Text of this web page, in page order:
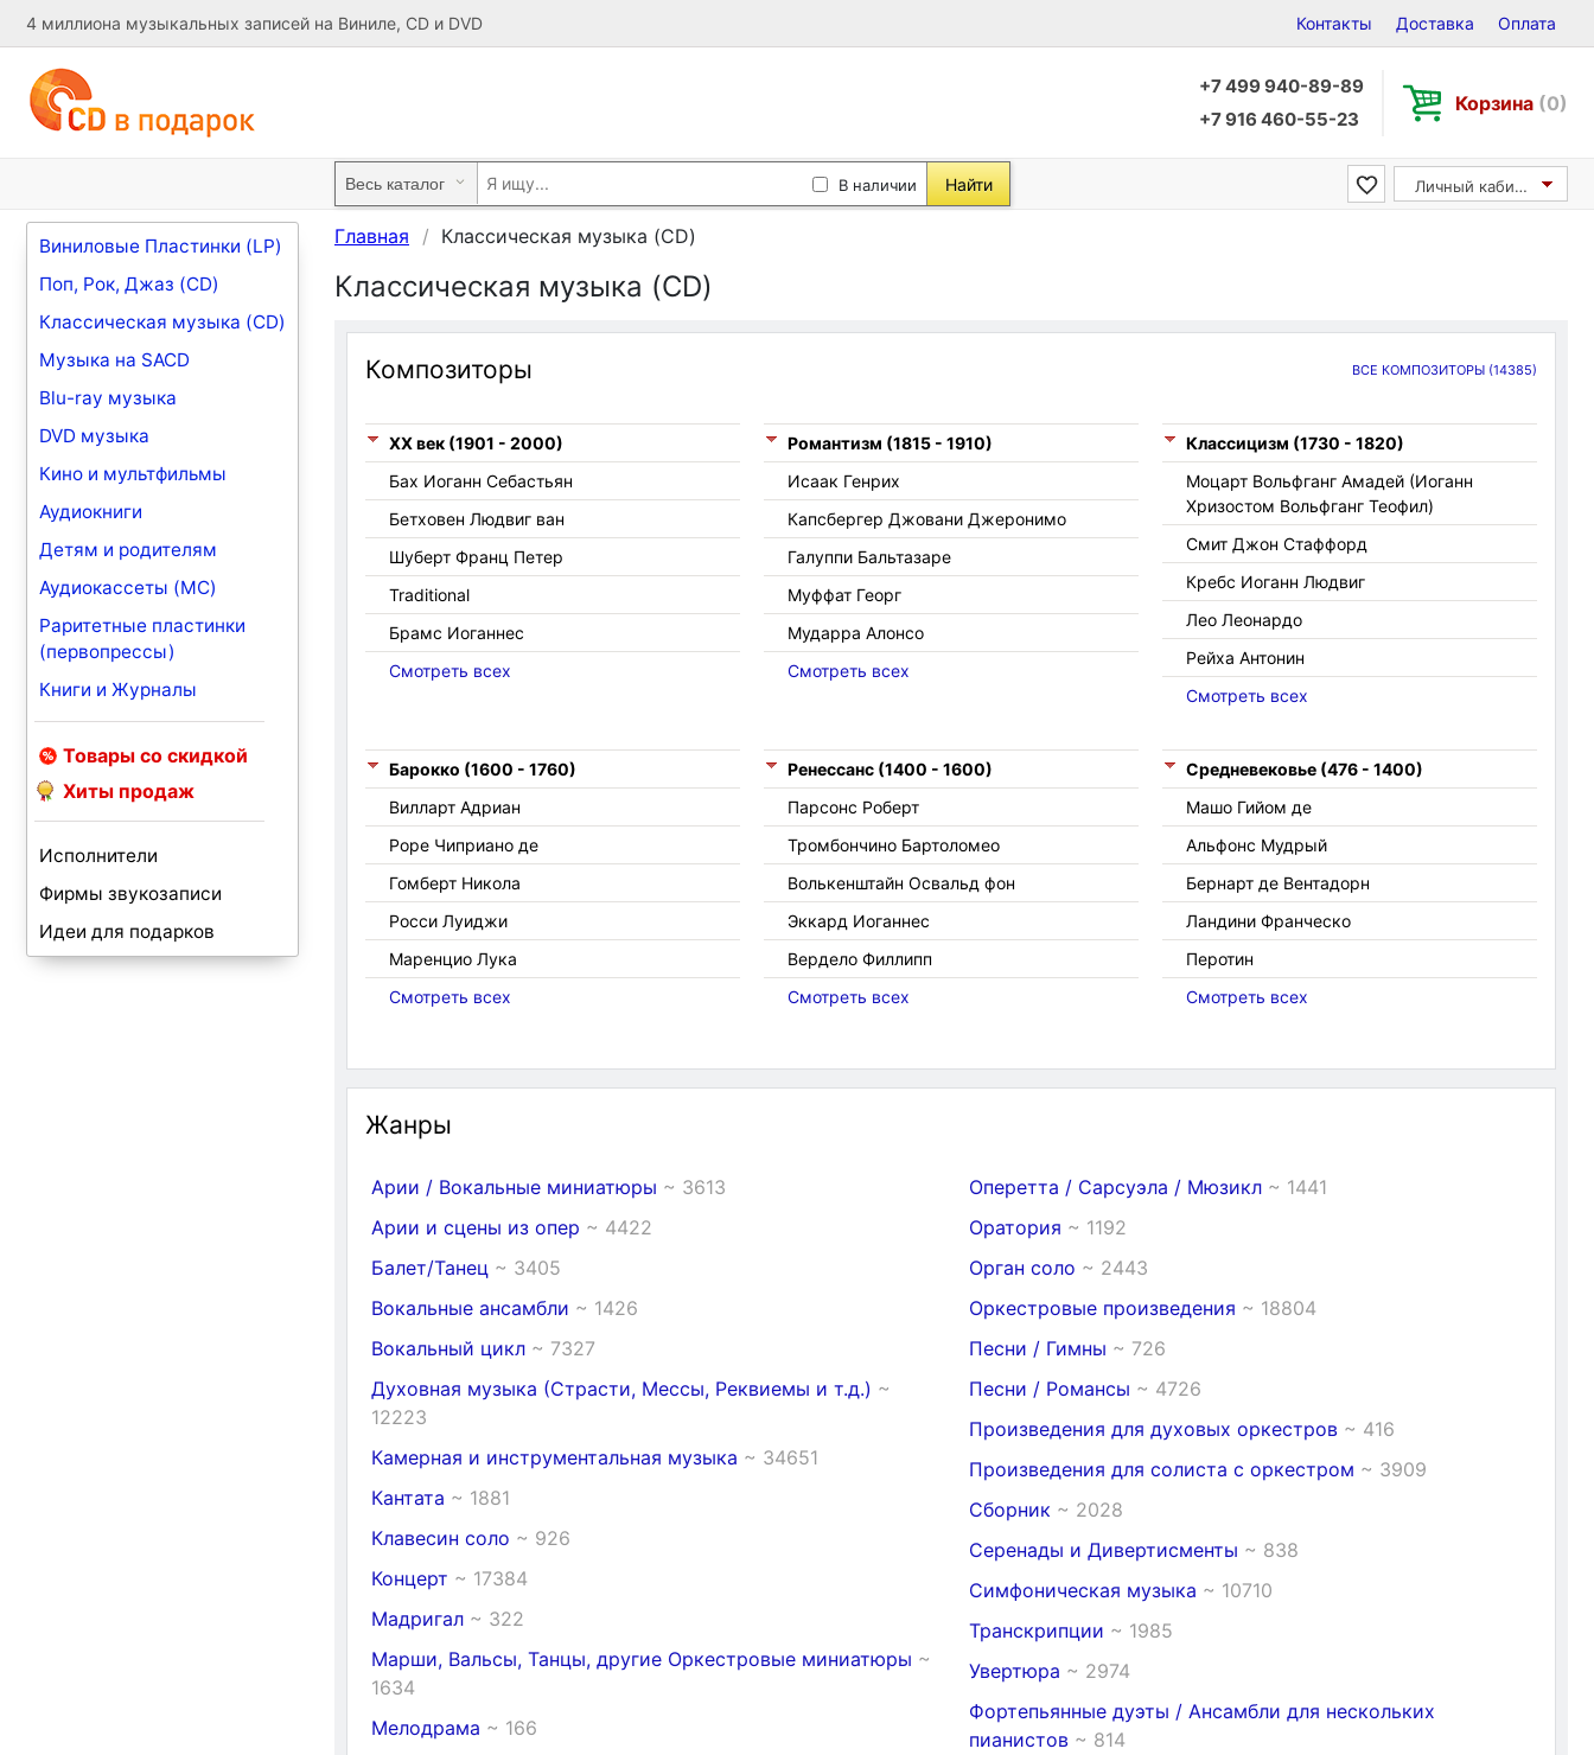
4 миллиона музыкальных записей на Виниле, CD и DVD Контакты Доставка Оплата
+7 499 940-89-89
+7 916 460-55-23
Корзина (0)
В наличии Найти Личный кабинет
Виниловые Пластинки (LP)
Поп, Рок, Джаз (CD)
Классическая музыка (CD)
Музыка на SACD
Blu-ray музыка
DVD музыка
Кино и мультфильмы
Аудиокниги
Детям и родителям
Аудиокассеты (MC)
Раритетные пластинки
(первопрессы)
Книги и Журналы
Товары со скидкой
Хиты продаж
Исполнители
Фирмы звукозаписи
Идеи для подарков
Главная Классическая музыка (CD)
Классическая музыка (CD)
Композиторы ВСЕ КОМПОЗИТОРЫ (14385)
XX век (1901 - 2000)
Бах Иоганн Себастьян
Бетховен Людвиг ван
Шуберт Франц Петер
Traditional
Брамс Иоганнес
Смотреть всех
Романтизм (1815 - 1910)
Исаак Генрих
Капсбергер Джовани Джеронимо
Галуппи Бальтазаре
Муффат Георг
Мударра Алонсо
Смотреть всех
Классицизм (1730 - 1820)
Моцарт Вольфганг Амадей (Иоганн
Хризостом Вольфганг Теофил)
Смит Джон Стаффорд
Кребс Иоганн Людвиг
Лео Леонардо
Рейха Антонин
Смотреть всех
Барокко (1600 - 1760)
Вилларт Адриан
Роре Чиприано де
Гомберт Никола
Росси Луиджи
Маренцио Лука
Смотреть всех
Ренессанс (1400 - 1600)
Парсонс Роберт
Тромбончино Бартоломео
Волькенштайн Освальд фон
Эккард Иоганнес
Вердело Филлипп
Смотреть всех
Средневековье (476 - 1400)
Машо Гийом де
Альфонс Мудрый
Бернарт де Вентадорн
Ландини Франческо
Перотин
Смотреть всех
Жанры
Арии / Вокальные миниатюры ~ 3613
Арии и сцены из опер ~ 4422
Балет/Танец ~ 3405
Вокальные ансамбли ~ 1426
Вокальный цикл ~ 7327
Духовная музыка (Страсти, Мессы, Реквиемы и т.д.) ~
12223
Камерная и инструментальная музыка ~ 34651
Кантата ~ 1881
Клавесин соло ~ 926
Концерт ~ 17384
Мадригал ~ 322
Марши, Вальсы, Танцы, другие Оркестровые миниатюры ~
1634
Мелодрама ~ 166
Оперетта / Сарсуэла / Мюзикл ~ 1441
Оратория ~ 1192
Орган соло ~ 2443
Оркестровые произведения ~ 18804
Песни / Гимны ~ 726
Песни / Романсы ~ 4726
Произведения для духовых оркестров ~ 416
Произведения для солиста с оркестром ~ 3909
Сборник ~ 2028
Серенады и Дивертисменты ~ 838
Симфоническая музыка ~ 10710
Транскрипции ~ 1985
Увертюра ~ 2974
Фортепьянные дуэты / Ансамбли для нескольких
пианистов ~ 814